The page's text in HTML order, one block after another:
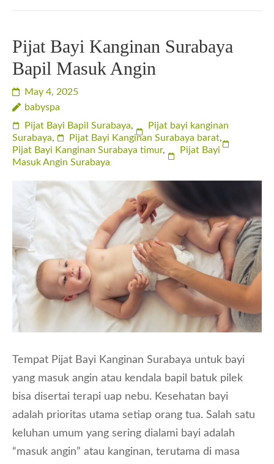
Pijat Bayi Kanginan Surabaya
Bapil Masuk Angin
May 4, 2025
babyspa
Pijat Bayi Bapil Surabaya,
Pijat bayi kanginan
Surabaya, Pijat Bayi Kanginan Surabaya barat,
Pijat Bayi Kanginan Surabaya timur,
Pijat Bayi
Masuk Angin Surabaya
Tempat Pijat Bayi Kanginan Surabaya untuk bayi
yang masuk angin atau kendala bapil batuk pilek
bisa disertai terapi uap nebu. Kesehatan bayi
adalah prioritas utama setiap orang tua. Salah satu
keluhan umum yang sering dialami bayi adalah
“masuk angin” atau kanginan, terutama di masa